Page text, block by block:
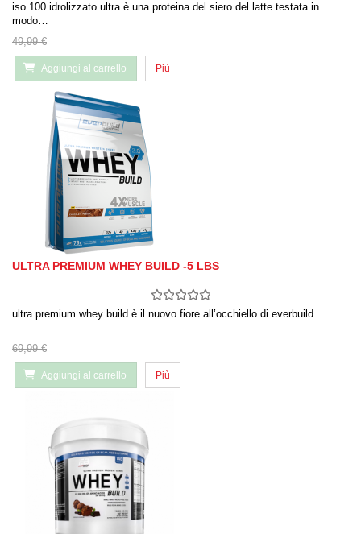
iso 100 idrolizzato ultra è una proteina del siero del latte testata in
modo…
49,99 €
Aggiungi al carrello Più
ULTRA PREMIUM WHEY BUILD -5 LBS
ultra premium whey build è il nuovo fiore all’occhiello di everbuild…
69,99 €
Aggiungi al carrello Più